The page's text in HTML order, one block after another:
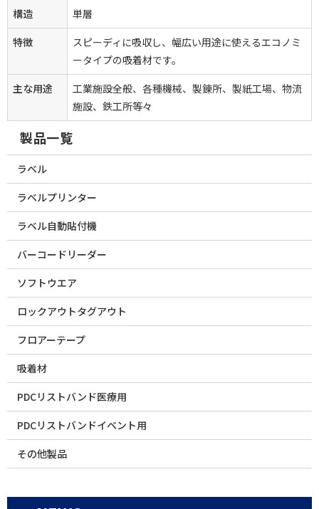
構造
単層
特徴
スピーディに吸収し、幅広い用途に使えるエコノミ
ータイプの吸着材です。
主な用途
工業施設全般、各種機械、製錬所、製紙工場、物流
施設、鉄工所等々
製品一覧
ラベル
ラベルプリンター
ラベル自動貼付機
バーコードリーダー
ソフトウエア
ロックアウトタグアウト
フロアーテープ
吸着材
PDCリストバンド医療用
PDCリストバンドイベント用
その他製品